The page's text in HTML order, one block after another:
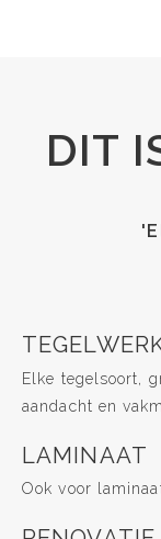
DIT
Elke tegelsoort,
aandacht en
LAMINAAT
Ook voor